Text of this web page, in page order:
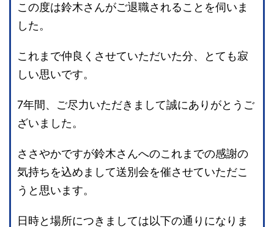
この度は鈴木さんがご退職されることを伺いま
した。
これまで仲良くさせていただいた分、とても寂
しい思いです。
7年間、ご尽力いただきまして誠にありがとうご
ざいました。
ささやかですが鈴木さんへのこれまでの感謝の
気持ちを込めまして送別会を催させていただこ
うと思います。
日時と場所につきましては以下の通りになりま